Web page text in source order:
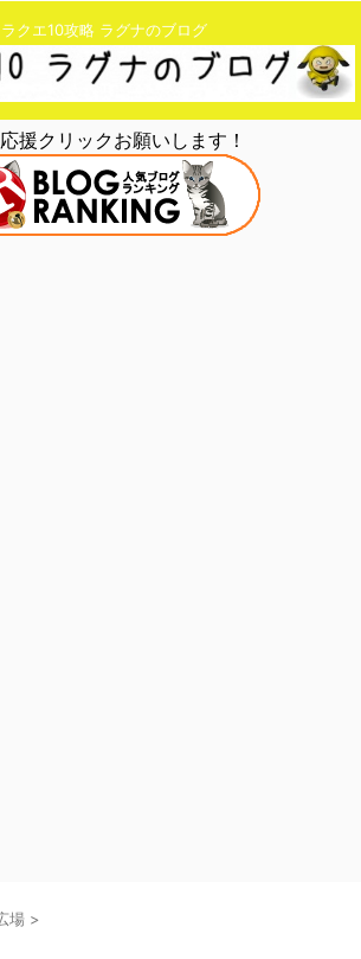
ラクエ10攻略 ラグナのブログ
援クリックお願いします！
場 >